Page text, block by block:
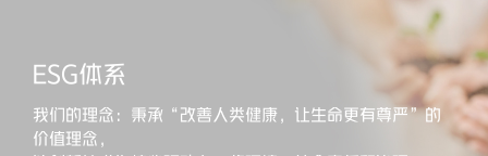
ESG体系
我们的理念：秉承“改善人类健康，让生命更有尊严”的
价值理念，